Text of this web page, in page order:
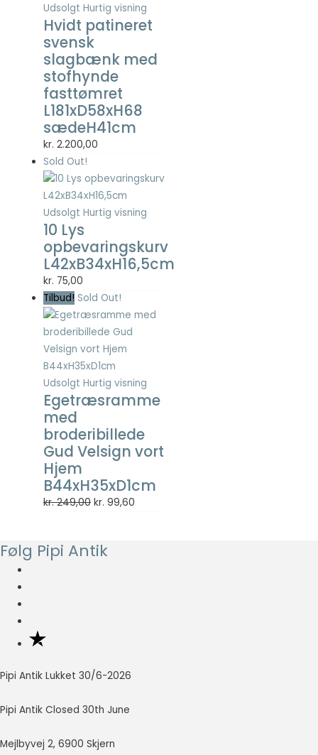
Udsolgt Hurtig visning
Hvidt patineret
svensk
slagbænk med
stofhynde
fasttømret
L181xD58xH68
sædeH41cm
kr. 2.200,00
Sold Out!
Udsolgt Hurtig visning
10 Lys
opbevaringskurv
L42xB34xH16,5cm
kr. 75,00
Tilbud! Sold Out!
Udsolgt Hurtig visning
Egetræsramme
med
broderibillede
Gud Velsign vort
Hjem
B44xH35xD1cm
kr.249,00 Den
var:
kr. 99,60
Følg Pipi Antik
Pipi Antik Lukket 30/6-2026
Pipi Antik Closed 30th June
Mejlbyvej 2, 6900 Skjern
områder af
hjemmesiden.
kan ikke fungere
ordentligt uden
disse cookies.
Statistisk
Statistisk
cookies
hjælper
webstedsejere
med at forstå,
hvordan de
besøgende
interagerer
hjemmesider
ved at
indsamle og
rapportere
oplysninger
Oplevelse
For at vores
hjemmeside
skal fungere
så godt som
muligt under
dit besøg.
Hvis du
nægter disse
del
funktionalitet
Marketing
bruges til at
besøgende
Hensigten er